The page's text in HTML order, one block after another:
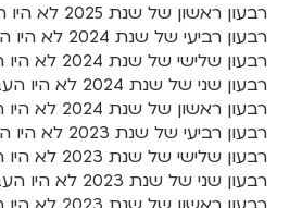
רבעון ראשון של שנת 2025 לא היו העברות כאמור.
רבעון רביעי של שנת 2024 לא היו העברות כאמור.
רבעון שלישי של שנת 2024 לא היו העברות כאמור.
רבעון שני של שנת 2024 לא היו העברות כאמור.
רבעון ראשון של שנת 2024 לא היו העברות כאמור.
רבעון רביעי של שנת 2023 לא היו העברות כאמור.
רבעון שלישי של שנת 2023 לא היו העברות כאמור.
רבעון שני של שנת 2023 לא היו העברות כאמור.